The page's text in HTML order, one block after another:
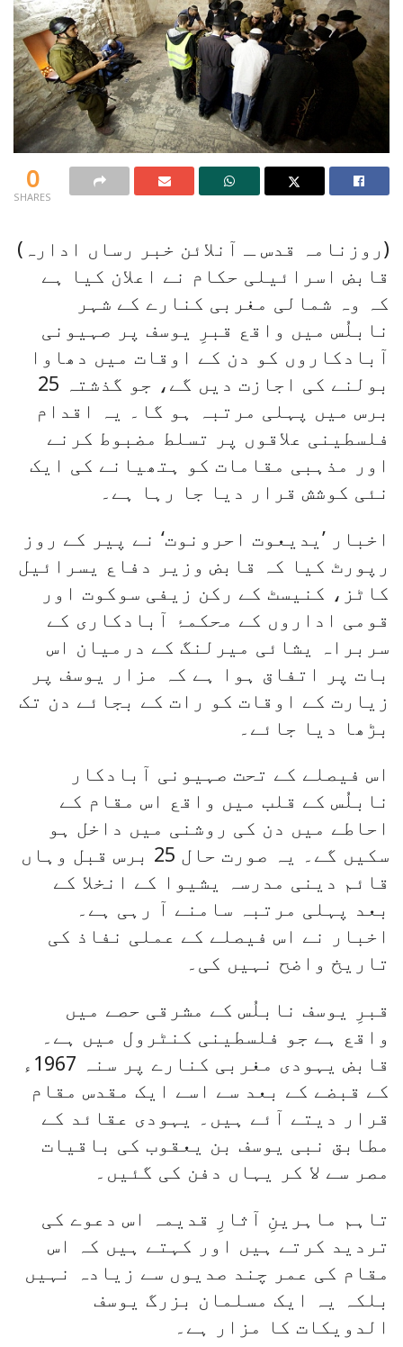
0
SHARES
(روزنامہ قدس ـ آنلائن خبر رساں ادارہ)
قابض اسرائیلی حکام نے اعلان کیا ہے
کہ وہ شمالی مغربی کنارے کے شہر
نابلُس میں واقع قبرِ یوسف پر صہیونی
آبادکاروں کو دن کے اوقات میں دھاوا
بولنے کی اجازت دیں گے، جو گذشتہ 25
برس میں پہلی مرتبہ ہو گا۔ یہ اقدام
فلسطینی علاقوں پر تسلط مضبوط کرنے
اور مذہبی مقامات کو ہتھیانے کی ایک
نئی کوشش قرار دیا جا رہا ہے۔
اخبار ’یدیعوت احرونوت‘ نے پیر کے روز
رپورٹ کیا کہ قابض وزیر دفاع یسرائیل
کاٹز، کنیسٹ کے رکن زیفی سوکوت اور
قومی اداروں کے محکمۂ آبادکاری کے
سربراہ یشائی میرلنگ کے درمیان اس
بات پر اتفاق ہوا ہے کہ مزار یوسف پر
زیارت کے اوقات کو رات کے بجائے دن تک
بڑھا دیا جائے۔
اس فیصلے کے تحت صہیونی آبادکار
نابلُس کے قلب میں واقع اس مقام کے
احاطے میں دن کی روشنی میں داخل ہو
سکیں گے۔ یہ صورت حال 25 برس قبل وہاں
قائم دینی مدرسہ یشیوا کے انخلا کے
بعد پہلی مرتبہ سامنے آ رہی ہے۔
اخبار نے اس فیصلے کے عملی نفاذ کی
تاریخ واضح نہیں کی۔
قبرِ یوسف نابلُس کے مشرقی حصے میں
واقع ہے جو فلسطینی کنٹرول میں ہے۔
قابض یہودی مغربی کنارے پر سنہ 1967ء
کے قبضے کے بعد سے اسے ایک مقدس مقام
قرار دیتے آئے ہیں۔ یہودی عقائد کے
مطابق نبی یوسف بن یعقوب کی باقیات
مصر سے لا کر یہاں دفن کی گئیں۔
تاہم ماہرینِ آثارِ قدیمہ اس دعوے کی
تردید کرتے ہیں اور کہتے ہیں کہ اس
مقام کی عمر چند صدیوں سے زیادہ نہیں
بلکہ یہ ایک مسلمان بزرگ یوسف
الدویكات کا مزار ہے۔